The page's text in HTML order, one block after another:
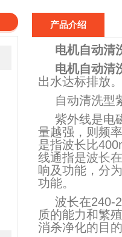
产品介绍
电机自动清
电机自动清
出水达标排放。
自动清洗型
紫外线是电
量越强，则频
是指波长比
线通指是波长
响及功能，分
功能。
波长在240-
质的能力和繁
消杀净化的目